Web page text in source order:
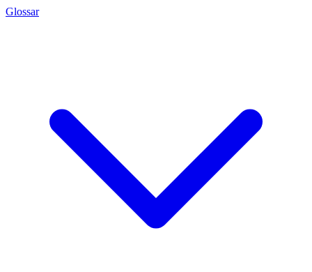
Glossar